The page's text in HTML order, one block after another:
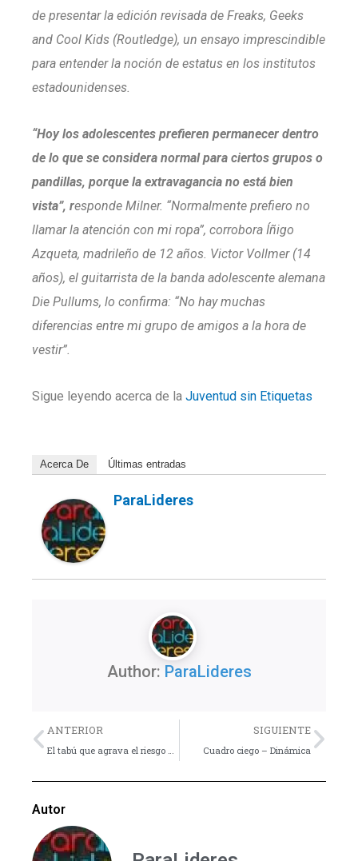
de presentar la edición revisada de Freaks, Geeks
and Cool Kids (Routledge), un ensayo imprescindible
para entender la noción de estatus en los institutos
estadounidenses.
“Hoy los adolescentes prefieren permanecer dentro
de lo que se considera normal para ciertos grupos o
pandillas, porque la extravagancia no está bien
vista”, responde Milner. “Normalmente prefiero no
llamar la atención con mi ropa”, corrobora Íñigo
Azqueta, madrileño de 12 años. Victor Vollmer (14
años), el guitarrista de la banda adolescente alemana
Die Pullums, lo confirma: “No hay muchas
diferencias entre mi grupo de amigos a la hora de
vestir”.
Sigue leyendo acerca de la Juventud sin Etiquetas
Acerca De Últimas entradas
ParaLideres
Author: ParaLideres
Previo
ANTERIOR
El tabú que agrava el riesgo del suicidio en adolescentes
SIGUIENTE
Cuadro ciego – Dinámica
Autor